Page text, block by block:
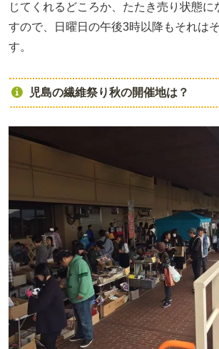
じてくれるどころか、たたき売り状態に
すので、日曜日の午後3時以降もそれは
す。
児島の繊維祭り秋の開催地は？